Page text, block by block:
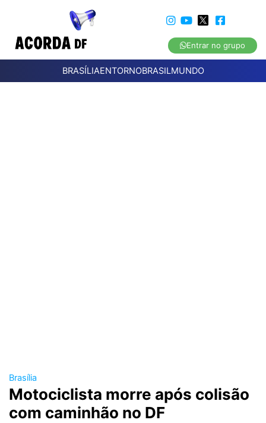
Entrar no grupo
BRASÍLIAENTORNOBRASILMUNDO
Brasília
Motociclista morre após colisão
com caminhão no DF